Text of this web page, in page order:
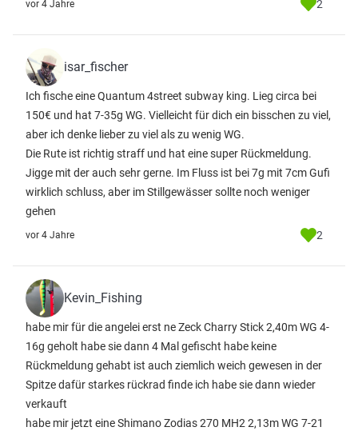
vor 4 Jahre 2
isar_fischer
Ich fische eine Quantum 4street subway king. Lieg circa bei
150€ und hat 7-35g WG. Vielleicht für dich ein bisschen zu viel,
aber ich denke lieber zu viel als zu wenig WG.
Die Rute ist richtig straff und hat eine super Rückmeldung.
Jigge mit der auch sehr gerne. Im Fluss ist bei 7g mit 7cm Gufi
wirklich schluss, aber im Stillgewässer sollte noch weniger
gehen
vor 4 Jahre 2
Kevin_Fishing
habe mir für die angelei erst ne Zeck Charry Stick 2,40m WG 4-
16g geholt habe sie dann 4 Mal gefischt habe keine
Rückmeldung gehabt ist auch ziemlich weich gewesen in der
Spitze dafür starkes rückrad finde ich habe sie dann wieder
verkauft
habe mir jetzt eine Shimano Zodias 270 MH2 2,13m WG 7-21